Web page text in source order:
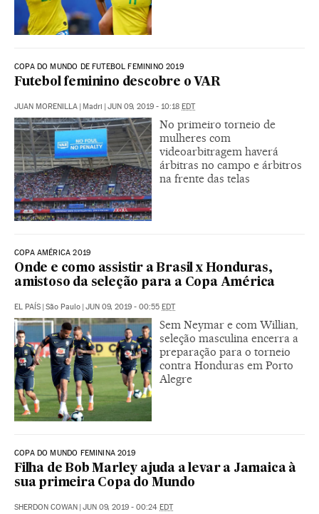
COPA DO MUNDO DE FUTEBOL FEMININO 2019
Futebol feminino descobre o VAR
JUAN MORENILLA | Madri | JUN 09, 2019 - 10:18 EDT
No primeiro torneio de
mulheres com
videoarbitragem haverá
árbitras no campo e árbitros
na frente das telas
COPA AMÉRICA 2019
Onde e como assistir a Brasil x Honduras,
amistoso da seleção para a Copa América
EL PAÍS | São Paulo | JUN 09, 2019 - 00:55 EDT
Sem Neymar e com Willian,
seleção masculina encerra a
preparação para o torneio
contra Honduras em Porto
Alegre
COPA DO MUNDO FEMININA 2019
Filha de Bob Marley ajuda a levar a Jamaica à
sua primeira Copa do Mundo
SHERDON COWAN | JUN 09, 2019 - 00:24 EDT